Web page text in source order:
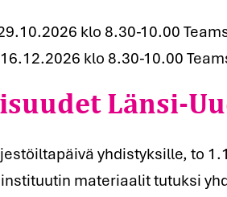
klo 8.30-10.00
klo 8.30-10.00
Länsi-
yhdistyksille, to
materiaalit tutuksi